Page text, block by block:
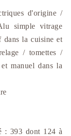
d'origine /
simple vitrage
dans la cuisine et
/ tomettes /
manuel dans la
: 393 dont 124 à